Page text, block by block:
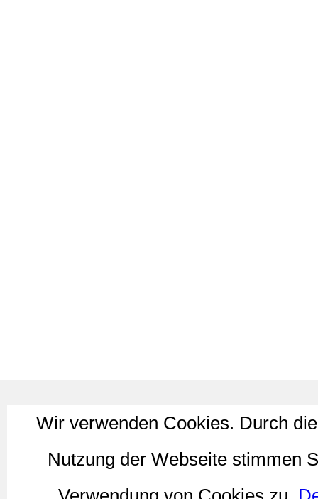
Wir verwenden Cookies. Durch
Nutzung der Webseite stimmen